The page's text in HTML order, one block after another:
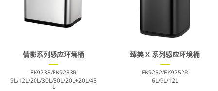
倩影系列感应环境桶
EK9233/EK9233R
9L/12L/20L/30L/50L/20L+20L/45
L
臻美 X 系列感应环境桶
EK9252/EK9252R
6L/9L/12L